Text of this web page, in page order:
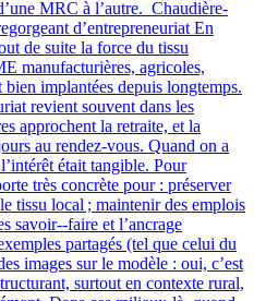
MRC à l’autre. Chaudière-
d’entrepreneuriat En
de suite la force du tissu
manufacturières, agricoles,
implantées depuis longtemps.
revient souvent dans les
approchent la retraite, et la
au rendez-vous. Quand on a
était tangible. Pour
très concrète pour : préserver
tissu local ; maintenir des emplois
savoir‑-faire et l’ancrage
partagés (tel que celui du
images sur le modèle : oui, c’est
surtout en contexte rural,